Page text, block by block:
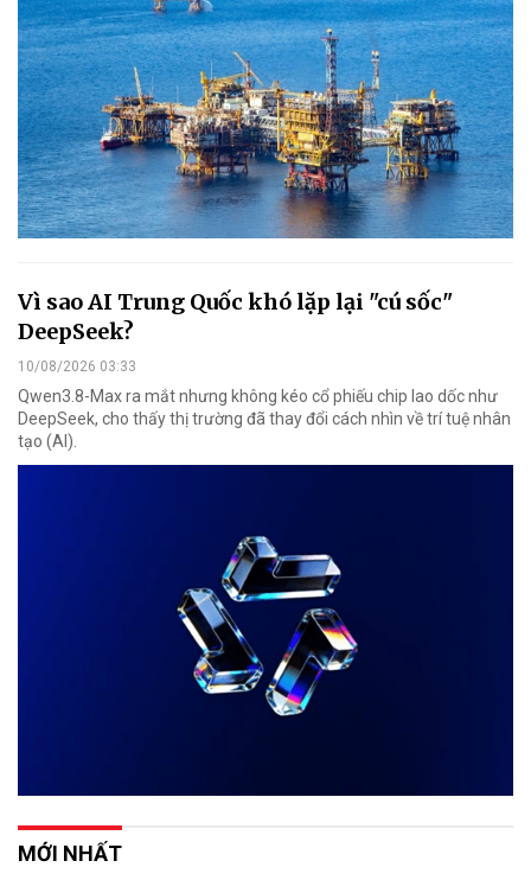
Vì sao AI Trung Quốc khó lặp lại "cú sốc"
DeepSeek?
10/08/2026 03:33
Qwen3.8-Max ra mắt nhưng không kéo cổ phiếu chip lao dốc như
DeepSeek, cho thấy thị trường đã thay đổi cách nhìn về trí tuệ nhân
tạo (AI).
MỚI NHẤT